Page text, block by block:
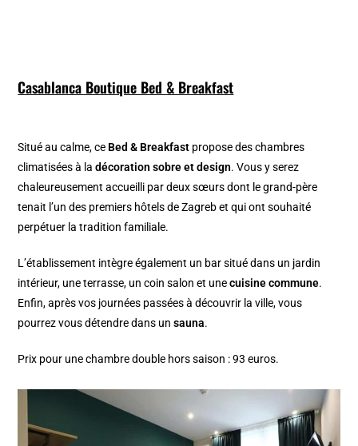
Casablanca Boutique Bed & Breakfast
Situé au calme, ce Bed & Breakfast propose des chambres
climatisées à ladécoration sobre et design. Vous y serez
chaleureusement accueilli par deux sœurs dont le grand-père
tenait l’un des premiers hôtels de Zagreb et qui ont souhaité
perpétuer la tradition familiale.
L’établissement intègre également un bar situé dans un jardin
intérieur, une terrasse, un coin salon et unecuisine commune.
Enfin, après vos journées passées à découvrir la ville, vous
pourrez vous détendre dans unsauna.
Prix pour une chambre double hors saison : 93 euros.